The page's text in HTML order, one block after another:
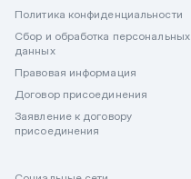
Политика конфиденциальности
Сбор и обработка персональных
данных
Правовая информация
Договор присоединения
Заявление к договору
присоединения